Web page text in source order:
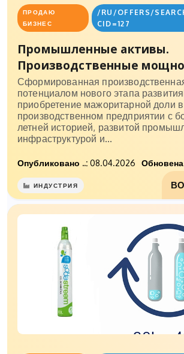
ПРОДАЮ
БИЗНЕС
/RU/OFFERS/
CID=127
Промышленные активы.
Производственные
Сформированная
потенциалом нового этапа
приобретение мажоритарной доли
производственном предприятии с
летней историей, развитой
инфраструктурой и...
Опубликовано ..: 08.04.2026 Обновена
ИНДУСТРИЯ